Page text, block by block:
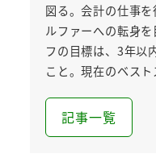
図る。会計の仕事
ルファーへの転身
フの目標は、3年以
こと。現在のベスト
記事一覧